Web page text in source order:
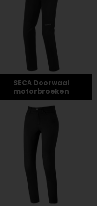
SECA Doorwaai
motorbroeken